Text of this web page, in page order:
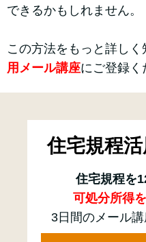
できるかもしれません。
この方法をもっと詳し
用メール講座にご登録く
住宅規程
住宅規程を
可処分所得
3日間のメール講